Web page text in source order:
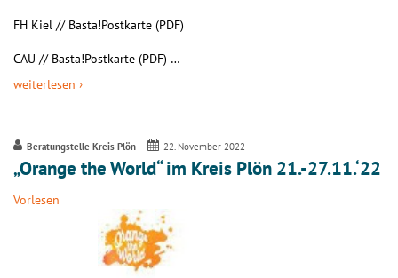
FH Kiel // Basta!Postkarte (PDF)
CAU // Basta!Postkarte (PDF) …
weiterlesen ›
Beratungstelle Kreis Plön 22. November 2022
„Orange the World“ im Kreis Plön 21.-27.11.‘22
Vorlesen